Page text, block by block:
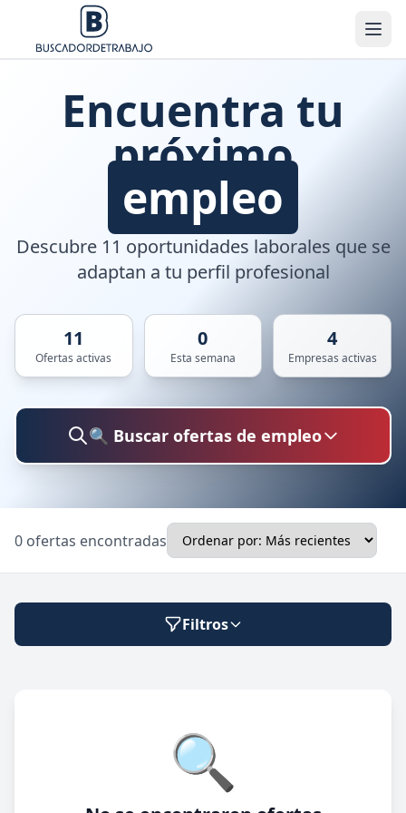
Encuentra tu
próximo
empleo
Descubre 11 oportunidades laborales que se
adaptan a tu perfil profesional
11
Ofertas activas
0
Esta semana
4
Empresas activas
🔍 Buscar ofertas de empleo
Ubicación
🔍 Buscar
0 ofertas encontradas
Filtros
Modalidad de trabajo🔍